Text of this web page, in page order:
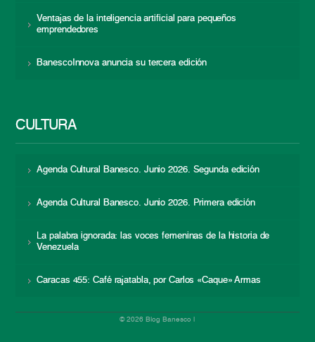
Ventajas de la inteligencia artificial para pequeños
emprendedores
BanescoInnova anuncia su tercera edición
CULTURA
Agenda Cultural Banesco. Junio 2026. Segunda edición
Agenda Cultural Banesco. Junio 2026. Primera edición
La palabra ignorada: las voces femeninas de la historia de
Venezuela
Caracas 455: Café rajatabla, por Carlos «Caque» Armas
© 2026 Blog Banesco |